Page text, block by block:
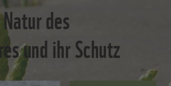
des
und ihr Schutz